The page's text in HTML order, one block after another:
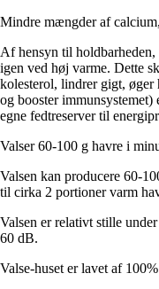
Mindre mængder af
Af hensyn til holdbarheden,
igen ved høj varme. Dette
kolesterol, lindrer gigt,
og booster
egne fedtreserver til
Valser 60-100 g havre i
Valsen kan producere 60-
til cirka 2 portioner varm
Valsen er relativt stille
60 dB.
Valse-huset er lavet af